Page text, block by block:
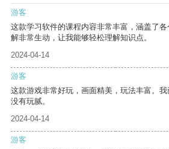
游客
这款学习软件的课程内容非常丰富，涵盖了
解非常生动，让我能够轻松理解知识点。
2024-04-14
游客
这款游戏非常好玩，画面精美，玩法丰富。
没有玩腻。
2024-04-14
游客